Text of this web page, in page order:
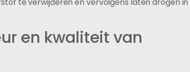
polyester ook kunnen worden geverfd, hechten
natuurlijke vezels de voorkeur genieten
stap-voor-stap gids